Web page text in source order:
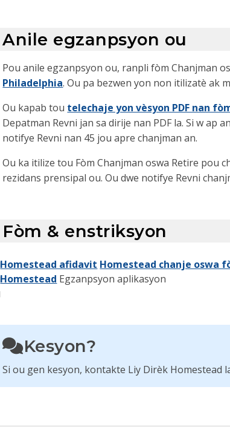
Anile egzanpsyon ou
Pou anile egzanpsyon ou, ranpli fòm Chanjman
Philadelphia. Ou pa bezwen yon non itilizatè ak
Ou kapab tou telechaje yon vèsyon PDF nan
Depatman Revni jan sa dirije nan PDF la. Si w ap
notifye Revni nan 45 jou apre chanjman an.
Ou ka itilize tou Fòm Chanjman oswa Retire pou
rezidans prensipal ou. Ou dwe notifye Revni
Fòm & enstriksyon
Homestead afidavit Homestead chanje oswa
Homestead Egzanpsyon aplikasyon
Kesyon?
Si ou gen kesyon, kontakte Liy Dirèk Homestead